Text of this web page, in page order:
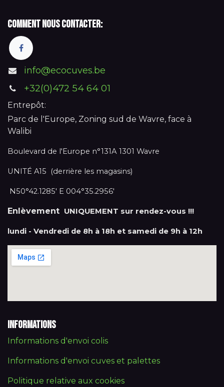
Comment nous contacter:
info@ecocuves.be
+32(0)472 54 64 01
Entrepôt:
Parc de l'Europe, Zoning sud de Wavre, face à
Walibi
Boulevard de l'Europe n°131A 1301 Wavre
UNITÉ A15 (derrière les magasins)
N50°42.1285' E 004°35.2956'
Enlèvement UNIQUEMENT sur rendez-vous !!!
lundi - Vendredi de 8h à 18h et samedi de 9h à 12h
Informations
Informations d'envoi colis
Informations d'envoi cuves et palettes
Politique relative aux cookies